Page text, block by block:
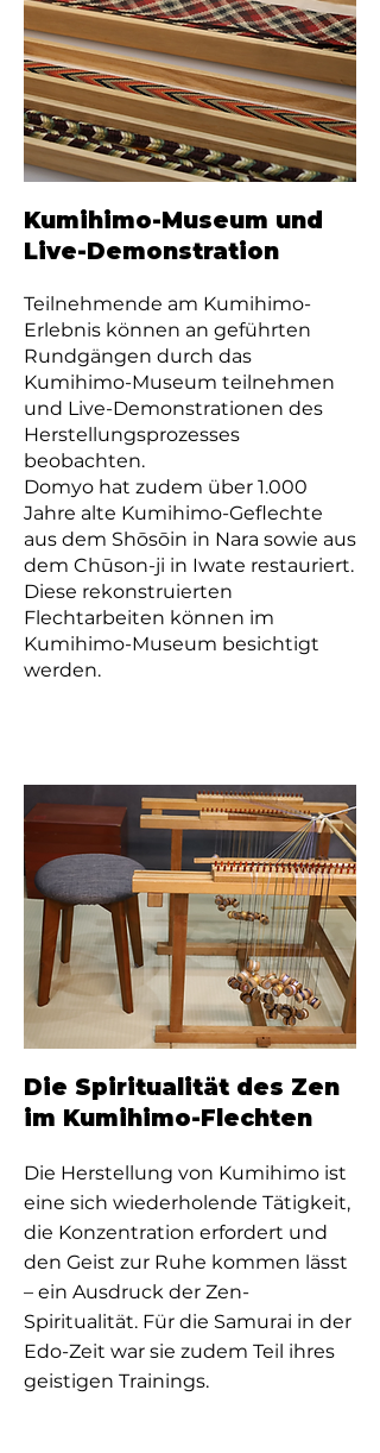
Kumihimo-Museum und
Live-Demonstration
Teilnehmende am Kumihimo-
Erlebnis können an geführten
Rundgängen durch das
Kumihimo-Museum teilnehmen
und Live-Demonstrationen des
Herstellungsprozesses
beobachten.
Domyo hat zudem über 1.000
Jahre alte Kumihimo-Geflechte
aus dem Shōsōin in Nara sowie aus
dem Chūson-ji in Iwate restauriert.
Diese rekonstruierten
Flechtarbeiten können im
Kumihimo-Museum besichtigt
werden.
Die Spiritualität des Zen
im Kumihimo-Flechten
Die Herstellung von Kumihimo ist
eine sich wiederholende Tätigkeit,
die Konzentration erfordert und
den Geist zur Ruhe kommen lässt
– ein Ausdruck der Zen-
Spiritualität. Für die Samurai in der
Edo-Zeit war sie zudem Teil ihres
geistigen Trainings.